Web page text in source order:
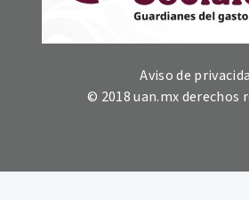
Aviso de
© 2018 uan.mx derechos